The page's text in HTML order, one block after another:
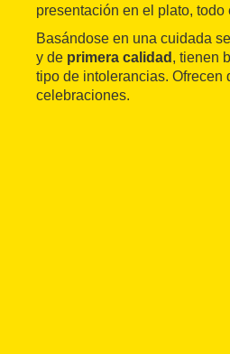
presentación en el plato,
Basándose en una cuidada
y de primera calidad , tienen
tipo de intolerancias. Ofrecen
celebraciones.